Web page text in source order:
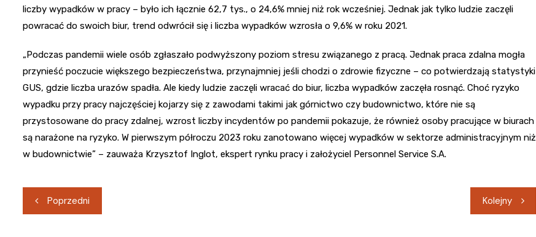
liczby wypadków w pracy – było ich łącznie 62,7 tys., o 24,6% mniej niż rok wcześniej. Jednak jak tylko ludzie zaczęli
powracać do swoich biur, trend odwrócił się i liczba wypadków wzrosła o 9,6% w roku 2021.
„Podczas pandemii wiele osób zgłaszało podwyższony poziom stresu związanego z pracą. Jednak praca zdalna mogła
przynieść poczucie większego bezpieczeństwa, przynajmniej jeśli chodzi o zdrowie fizyczne – co potwierdzają statystyki
GUS, gdzie liczba urazów spadła. Ale kiedy ludzie zaczęli wracać do biur, liczba wypadków zaczęła rosnąć. Choć ryzyko
wypadku przy pracy najczęściej kojarzy się z zawodami takimi jak górnictwo czy budownictwo, które nie są
przystosowane do pracy zdalnej, wzrost liczby incydentów po pandemii pokazuje, że również osoby pracujące w biurach
są narażone na ryzyko. W pierwszym półroczu 2023 roku zanotowano więcej wypadków w sektorze administracyjnym niż
w budownictwie” – zauważa Krzysztof Inglot, ekspert rynku pracy i założyciel Personnel Service S.A.
Nawigacja
wpisu
Poprzedni Kolejny